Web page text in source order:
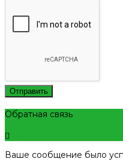
Отправить
Обратная связь
Ваше сообщение было